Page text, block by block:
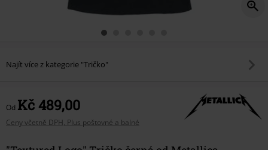
Najít více z kategorie "Tričko"
Od Kč 489,00
Ceny včetně DPH, Plus poštovné a balné